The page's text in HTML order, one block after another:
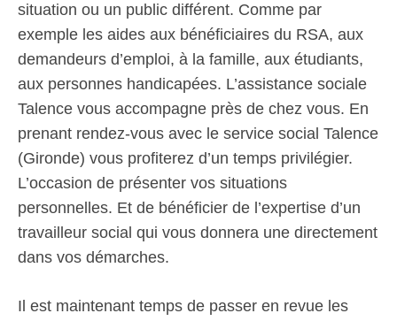
situation ou un public différent. Comme par
exemple les aides aux bénéficiaires du RSA, aux
demandeurs d’emploi, à la famille, aux étudiants,
aux personnes handicapées. L’assistance sociale
Talence vous accompagne près de chez vous. En
prenant rendez-vous avec le service social Talence
(Gironde) vous profiterez d’un temps privilégier.
L’occasion de présenter vos situations
personnelles. Et de bénéficier de l’expertise d’un
travailleur social qui vous donnera une directement
dans vos démarches.
Il est maintenant temps de passer en revue les